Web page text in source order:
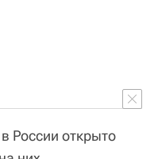
России открыто